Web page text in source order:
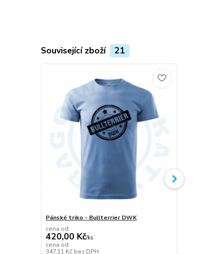
Související zboží 21
Pánské triko - Bullterrier DWK
cena od
420,00 Kč/ks
cena od
347,11 Kč bez DPH